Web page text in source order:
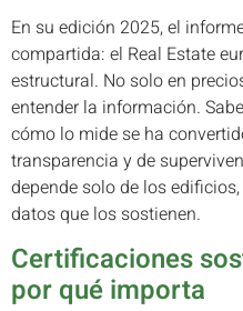
En su edición 2025, el
compartida: el Real Estate
estructural. No solo en
entender la información.
cómo lo mide se ha
transparencia y de
depende solo de los
datos que los sostienen.
Certificaciones
por qué importa